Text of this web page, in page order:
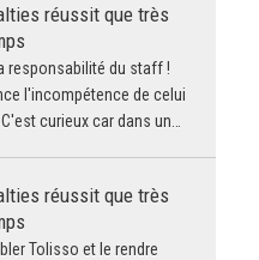
réussit que très
responsabilité du staff !
l'incompétence de celui
curieux car dans un…
réussit que très
Tolisso et le rendre